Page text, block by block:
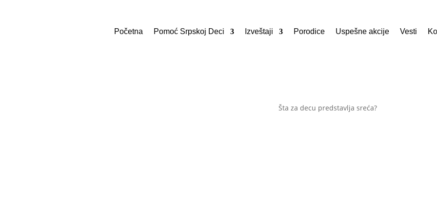
Početna Pomoć Srpskoj Deci Izveštaji Porodice Uspešne akcije Vesti
Šta za decu predstavlja sreća?